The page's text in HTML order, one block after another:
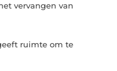
vervangen van
ruimte om te